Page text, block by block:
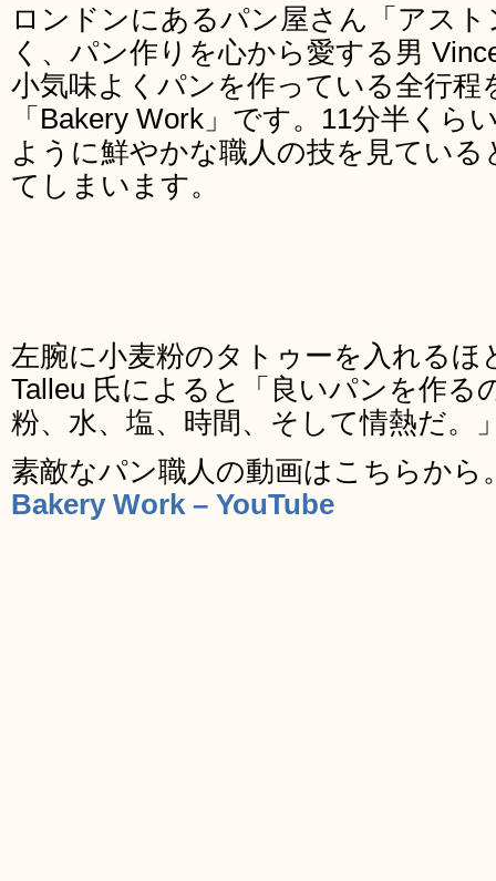
ロンドンにあるパン屋さん「アス
く、パン作りを心から愛する男
小気味よくパンを作っている全行程
「Bakery Work」です。11分半くら
ように鮮やかな職人の技を見てい
てしまいます。
左腕に小麦粉のタトゥーを入れるほ
Talleu 氏によると「良いパンを作る
粉、水、塩、時間、そして情熱だ。
素敵なパン職人の動画はこちらから
Bakery Work – YouTube